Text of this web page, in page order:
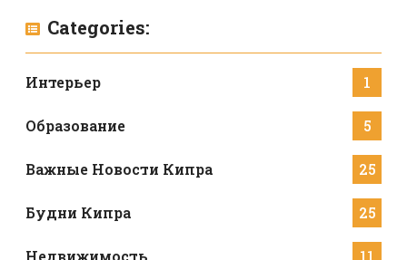
Categories:
Интерьер 1
Образование 5
Важные Новости Кипра 25
Будни Кипра 25
Недвижимость 11